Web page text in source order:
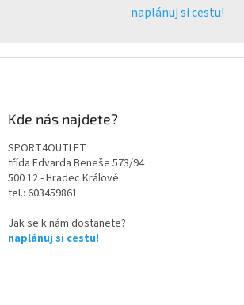
naplánuj si cestu!
Kde nás najdete?
SPORT4OUTLET
třída Edvarda Beneše 573/94
500 12 - Hradec Králové
tel.: 603459861
Jak se k nám dostanete?
naplánuj si cestu!